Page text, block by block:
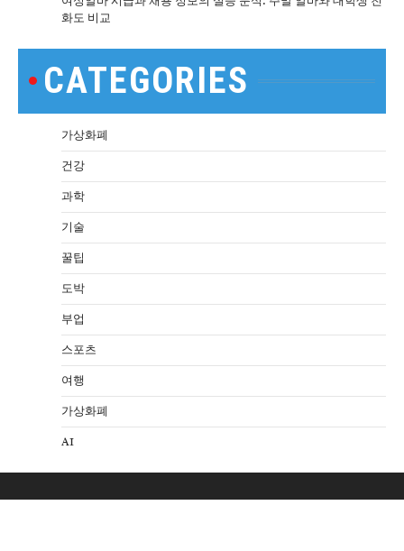
화도 비교
CATEGORIES
가상화폐
건강
과학
기술
꿀팁
도박
부업
스포츠
여행
가상화폐
AI